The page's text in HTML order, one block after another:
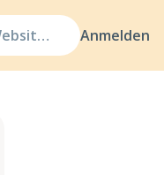
Anmelden